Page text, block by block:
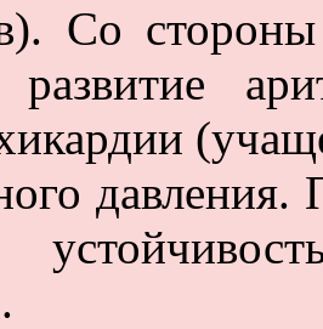
Со стороны
давления.